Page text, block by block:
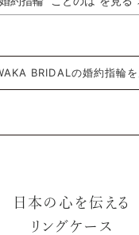
BRIDALの婚約指輪を
日本の心を伝える
リングケース